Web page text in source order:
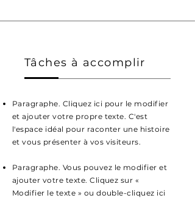
Tâches à accomplir
Paragraphe. Cliquez ici pour le modifier
et ajouter votre propre texte. C'est
l'espace idéal pour raconter une histoire
et vous présenter à vos visiteurs.
Paragraphe. Vous pouvez le modifier et
ajouter votre texte. Cliquez sur «
Modifier le texte » ou double-cliquez ici